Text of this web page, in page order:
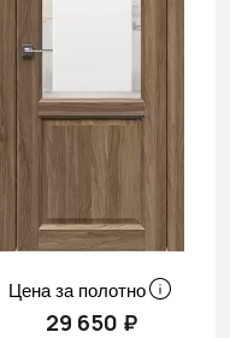
Цена за полотно
29 650 ₽